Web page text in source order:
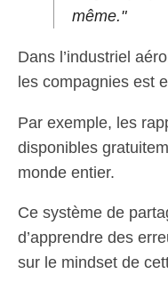
même."
Dans l’industriel
les compagnies est
Par exemple, les
disponibles
monde entier.
Ce système de
d’apprendre des
sur le mindset de